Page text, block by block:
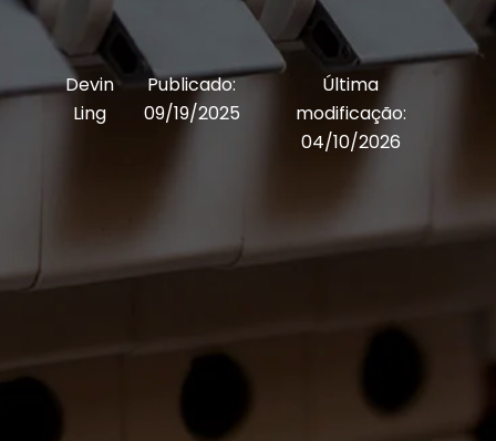
Devin
Ling
Publicado:
09/19/2025
Última
modificação:
04/10/2026